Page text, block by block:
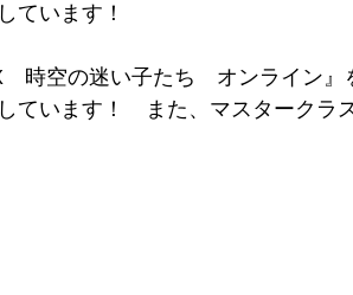
ています！
時空の迷い子たち オンライン
ています！ また、マスタークラ